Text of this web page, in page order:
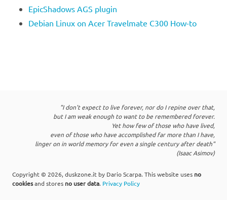
EpicShadows AGS plugin
Debian Linux on Acer Travelmate C300 How-to
"I don't expect to live forever, nor do I repine over that,
but I am weak enough to want to be remembered forever.
Yet how few of those who have lived,
even of those who have accomplished far more than I have,
linger on in world memory for even a single century after death"
(Isaac Asimov)
Copyright © 2026, duskzone.it by Dario Scarpa. This website uses no
cookiesand stores no user data. Privacy Policy